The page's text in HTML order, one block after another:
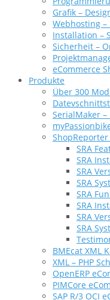
Grafik –
Webhosting –
Installation –
Sicherheit –
eCommerce
Produkte
Über 300
SerialMaker –
SRA
SRA
SRA
SRA
SRA
SRA
SRA
SRA
BMEcat XML
XML – PHP
OpenERP
PIMCore
SAP R/3 OCI